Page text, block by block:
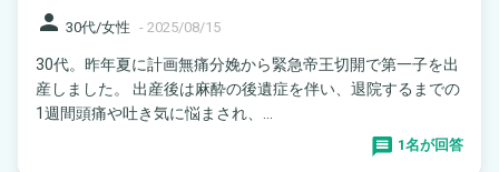
person 30代/女性 - 2025/08/15
30代。昨年夏に計画無痛分娩から緊急帝王切開で第一子を出
産しました。 出産後は麻酔の後遺症を伴い、退院するまでの
1週間頭痛や吐き気に悩まされ、...
1名が回答